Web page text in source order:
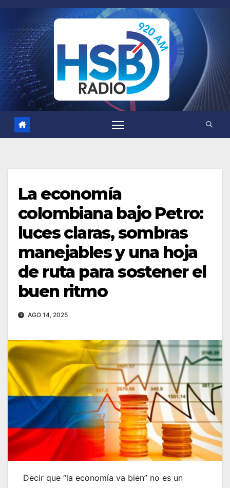
contenido
La economía
colombiana bajo Petro:
luces claras, sombras
manejables y una hoja
de ruta para sostener el
buen ritmo
AGO 14, 2025
Decir que “la economía va bien” no es un